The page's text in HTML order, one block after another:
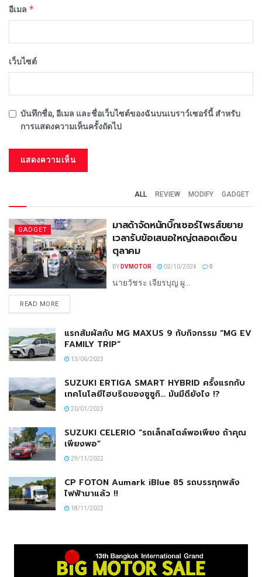
อีเมล *
เว็บไซต์
บันทึกชื่อ, อีเมล และชื่อเว็บไซต์ของฉันบนเบราว์เซอร์นี้ สำหรับ
การแสดงความเห็นครั้งถัดไป
ALL REVIEW MODIFY GADGET
GADGET
มาสด้าจัดหนักบิ๊กเซอร์ไพรส์ขยาย
เวลารับข้อเสนอใหญ่ตลอดเดือน
ตุลาคม
BY DVMOTOR 02/10/2024 0
นายวัชระ เจียรบุญ ผู...
READ MORE
แรกสัมผัสกับ MG MAXUS 9 กับกิจกรรม “MG EV
FAMILY TRIP”
13/06/2023
SUZUKI ERTIGA SMART HYBRID ครั้งแรกกับ
เทคโนโลยีไฮบริดของซูซูกิ… มันมีดียังไง !?
20/01/2023
SUZUKI CELERIO “รถเล็กสไตล์พอเพียง ถ้าคุณ
เพียงพอ”
29/11/2022
CP FOTON Aumark iBlue 85 รถบรรทุกพลัง
ไฟฟ้ามาแล้ว !!
18/11/2022